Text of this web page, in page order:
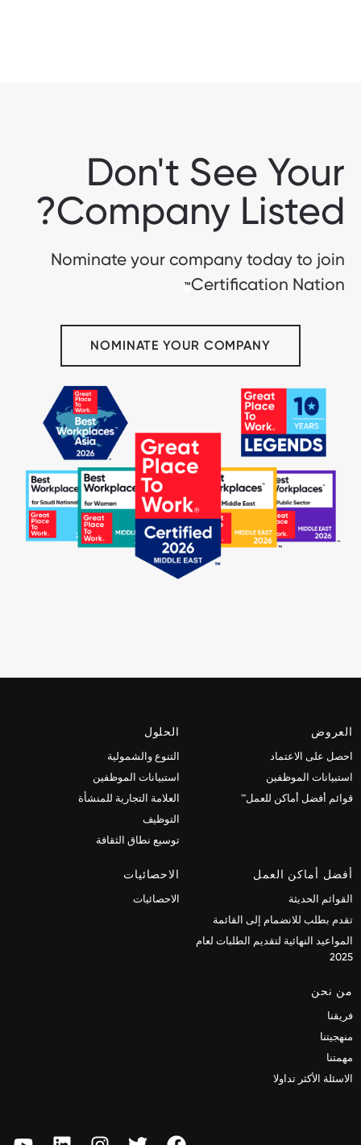
Don't See Your
Company Listed?
Nominate your company today to join
Certification Nation
™
NOMINATE YOUR COMPANY
العروض
احصل على الاعتماد
استبيانات الموظفين
قوائم أفضل أماكن للعمل™
الحلول
التنوع والشمولية
استبيانات الموظفين
العلامة التجارية للمنشأة
التوظيف
توسيع نطاق الثقافة
أفضل أماكن العمل
القوائم الحديثة
تقدم بطلب للانضمام إلى القائمة
المواعيد النهائية لتقديم الطلبات لعام
2025
الاحصائيات
الاحصائيات
من نحن
فريقنا
منهجيتنا
مهمتنا
الاسئلة الأكثر تداولا